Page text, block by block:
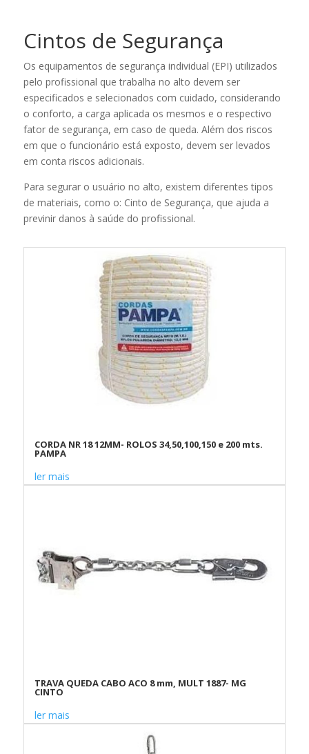
Cintos de Segurança
Os equipamentos de segurança individual (EPI) utilizados
pelo profissional que trabalha no alto devem ser
especificados e selecionados com cuidado, considerando
o conforto, a carga aplicada os mesmos e o respectivo
fator de segurança, em caso de queda. Além dos riscos
em que o funcionário está exposto, devem ser levados
em conta riscos adicionais.
Para segurar o usuário no alto, existem diferentes tipos
de materiais, como o: Cinto de Segurança, que ajuda a
previnir danos à saúde do profissional.
CORDA NR 18 12MM- ROLOS 34,50,100,150 e 200 mts.
PAMPA
ler mais
TRAVA QUEDA CABO ACO 8 mm, MULT 1887- MG
CINTO
ler mais